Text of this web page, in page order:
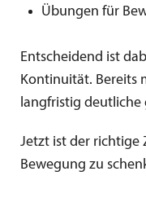
Übungen für
Entscheidend ist
Kontinuität. Bereits
langfristig deutliche
Jetzt ist der richtige
Bewegung zu